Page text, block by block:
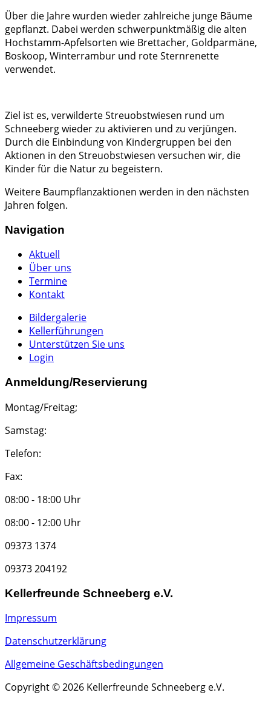
Über die Jahre wurden wieder zahlreiche junge Bäume
gepflanzt. Dabei werden schwerpunktmäßig die alten
Hochstamm-Apfelsorten wie Brettacher, Goldparmäne,
Boskoop, Winterrambur und rote Sternrenette
verwendet.
Ziel ist es, verwilderte Streuobstwiesen rund um
Schneeberg wieder zu aktivieren und zu verjüngen.
Durch die Einbindung von Kindergruppen bei den
Aktionen in den Streuobstwiesen versuchen wir, die
Kinder für die Natur zu begeistern.
Weitere Baumpflanzaktionen werden in den nächsten
Jahren folgen.
Navigation
Aktuell
Über uns
Termine
Kontakt
Bildergalerie
Kellerführungen
Unterstützen Sie uns
Login
Anmeldung/Reservierung
Montag/Freitag;
Samstag:
Telefon:
Fax:
08:00 - 18:00 Uhr
08:00 - 12:00 Uhr
09373 1374
09373 204192
Kellerfreunde Schneeberg e.V.
Impressum
Datenschutzerklärung
Allgemeine Geschäftsbedingungen
Copyright © 2026 Kellerfreunde Schneeberg e.V.